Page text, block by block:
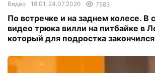
Видео 18:01, 24.07.2026 7583
По встречке и на заднем колесе. В
видео трюка вилли на питбайке в
который для подростка